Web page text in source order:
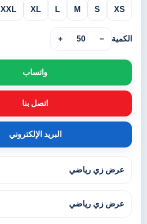
XS
S
M
L
XL
XXL
الكمية −
50
+
واتساب
اتصل بنا
البريد الإلكتروني
عرض زي رياضي
عرض زي رياضي